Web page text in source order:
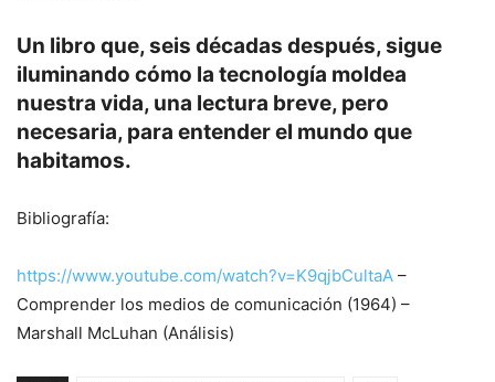
Un libro que, seis décadas después, sigue
iluminando cómo la tecnología moldea
nuestra vida, una lectura breve, pero
necesaria, para entender el mundo que
habitamos.
Bibliografía:
https://www.youtube.com/watch?v=K9qjbCultaA –
Comprender los medios de comunicación (1964) –
Marshall McLuhan (Análisis)